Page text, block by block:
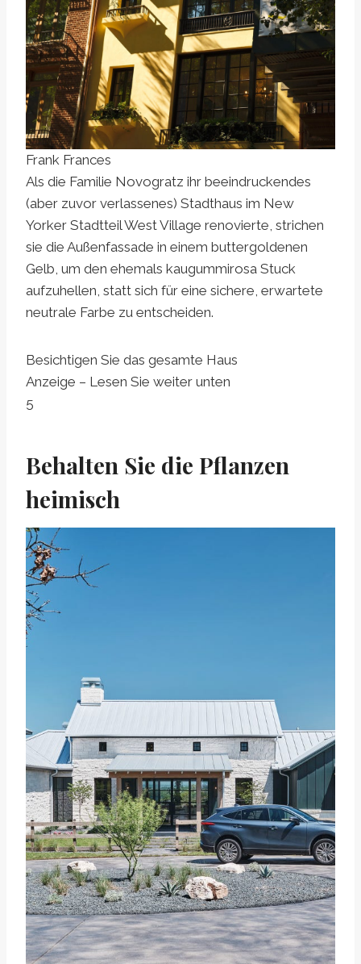
Frank Frances
Als die Familie Novogratz ihr beeindruckendes
(aber zuvor verlassenes) Stadthaus im New
Yorker Stadtteil West Village renovierte, strichen
sie die Außenfassade in einem buttergoldenen
Gelb, um den ehemals kaugummirosa Stuck
aufzuhellen, statt sich für eine sichere, erwartete
neutrale Farbe zu entscheiden.
Besichtigen Sie das gesamte Haus
Anzeige – Lesen Sie weiter unten
5
Behalten Sie die Pflanzen
heimisch